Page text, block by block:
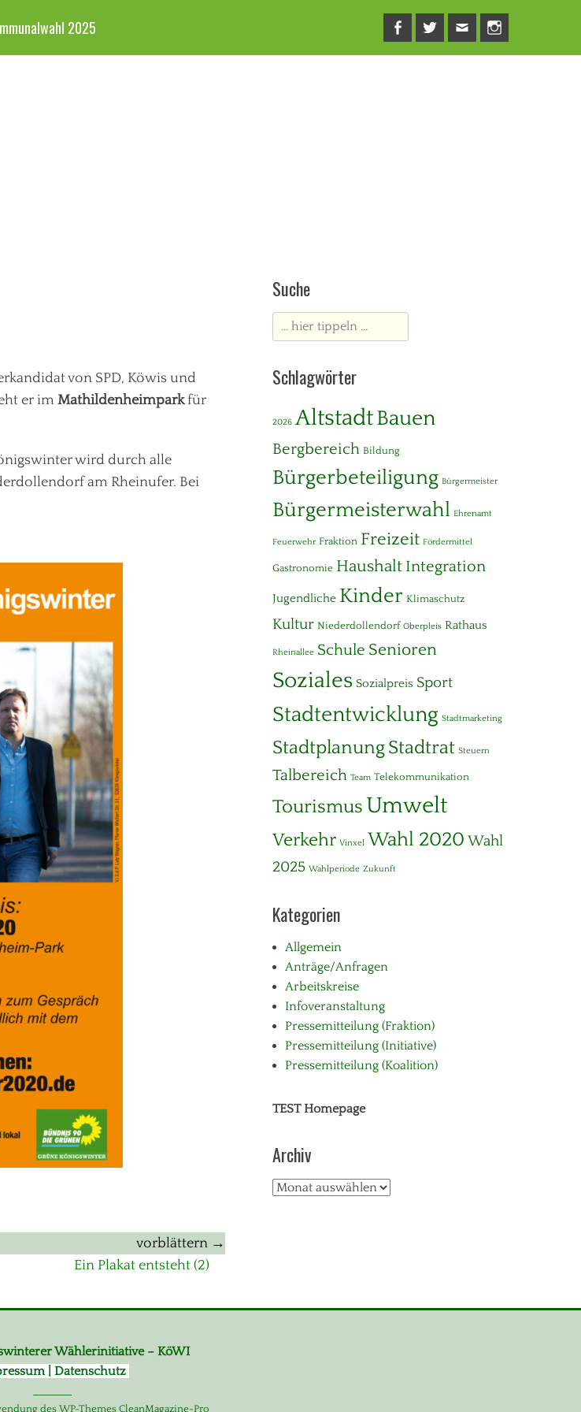
2025 Facebook
Twitter
Mail
von SPD, Köwis und
er im Mathildenheimparkfür
wird durch alle
am Rheinufer. Bei
vorblättern →
Ein Plakat entsteht (2)
Suche
Suche
nach:
Schlagwörter
2026 AltstadtBauen
Bergbereich Bildung
Bürgerbeteiligung Bürgermeister
Bürgermeisterwahl Ehrenamt
Feuerwehr Fraktion Freizeit Fördermittel
Gastronomie Haushalt Integration
Jugendliche Kinder Klimaschutz
Kultur Niederdollendorf Oberpleis Rathaus
Rheinallee Schule Senioren
Soziales Sozialpreis Sport
Stadtentwicklung Stadtmarketing
StadtplanungStadtrat Steuern
Talbereich Team Telekommunikation
TourismusUmwelt
Verkehr Vinxel Wahl 2020 Wahl
2025 Wahlperiode Zukunft
Kategorien
Allgemein
Anträge/Anfragen
Arbeitskreise
Infoveranstaltung
Pressemitteilung (Fraktion)
Pressemitteilung (Initiative)
Pressemitteilung (Koalition)
TEST Homepage
Archiv
Archiv
Wählerinitiative – KöWI
| Datenschutz
des WP-Themes CleanMagazine-Pro